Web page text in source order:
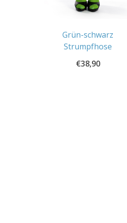
Grün-schwarz
Strumpfhose
€38,90